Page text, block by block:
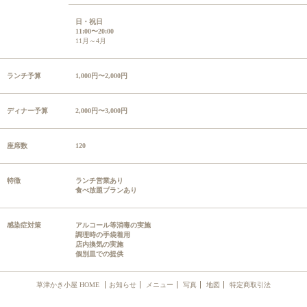
日・祝日
11:00〜20:00
11月～4月
ランチ予算 1,000円〜2,000円
ディナー予算 2,000円〜3,000円
座席数 120
特徴
ランチ営業あり
食べ放題プランあり
感染症対策
アルコール等消毒の実施
調理時の手袋着用
店内換気の実施
個別皿での提供
草津かき小屋 HOME お知らせ メニュー 写真 地図 特定商取引法